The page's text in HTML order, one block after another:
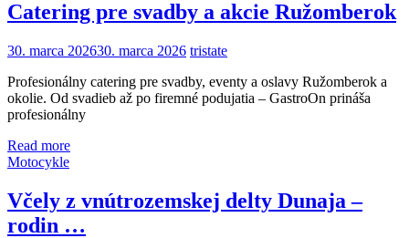
Catering pre svadby a akcie Ružomberok
30. marca 202630. marca 2026 tristate
Profesionálny catering pre svadby, eventy a oslavy Ružomberok a
okolie. Od svadieb až po firemné podujatia – GastroOn prináša
profesionálny
Read more
Motocykle
Včely z vnútrozemskej delty Dunaja –
rodin …